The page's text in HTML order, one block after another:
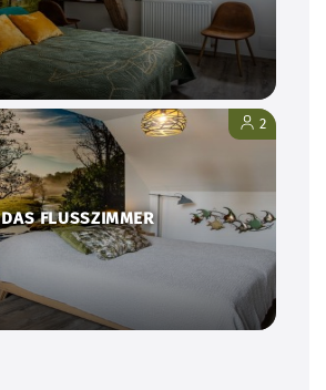
DAS FLUSSZIMMER
2